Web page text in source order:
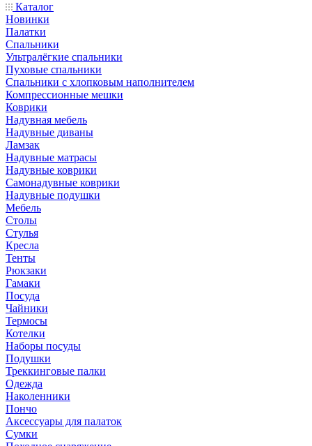
Каталог
Новинки
Палатки
Спальники
Ультралёгкие спальники
Пуховые спальники
Спальники с хлопковым наполнителем
Компрессионные мешки
Коврики
Надувная мебель
Надувные диваны
Ламзак
Надувные матрасы
Надувные коврики
Самонадувные коврики
Надувные подушки
Мебель
Столы
Стулья
Кресла
Тенты
Рюкзаки
Гамаки
Посуда
Чайники
Термосы
Котелки
Наборы посуды
Подушки
Треккинговые палки
Одежда
Наколенники
Пончо
Аксессуары для палаток
Сумки